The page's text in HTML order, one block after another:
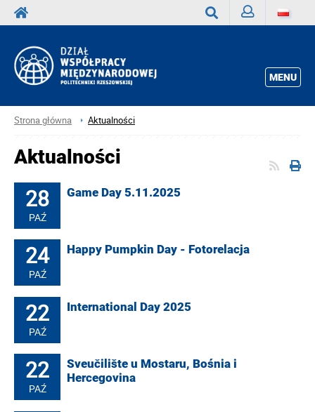
MENU
Strona główna Aktualności
Aktualności
28
PAŹ
Game Day 5.11.2025
24
PAŹ
Happy Pumpkin Day - Fotorelacja
22
PAŹ
International Day 2025
22
PAŹ
Sveučilište u Mostaru, Bośnia i
Hercegovina